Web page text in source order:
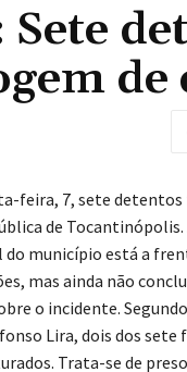
de
feira, 7, sete
de Tocantinópolis.
do município está a
mas ainda não
o incidente.
Lira, dois dos sete
Trata-se de